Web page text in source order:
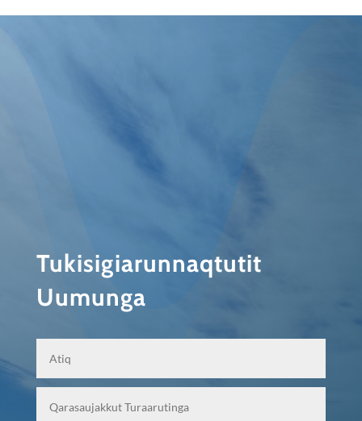
Tukisigiarunnaqtutit
Uumunga